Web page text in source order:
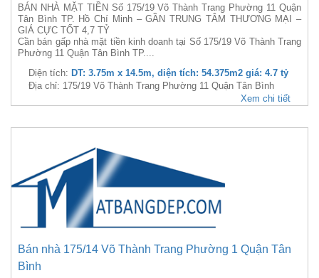
BÁN NHÀ MẶT TIỀN Số 175/19 Võ Thành Trang Phường 11 Quận
Tân Bình TP. Hồ Chí Minh – GẦN TRUNG TÂM THƯƠNG MẠI –
GIÁ CỰC TỐT 4,7 TỶ
Cần bán gấp nhà mặt tiền kinh doanh tại Số 175/19 Võ Thành Trang
Phường 11 Quận Tân Bình TP....
Diện tích: DT: 3.75m x 14.5m, diện tích: 54.375m2 giá: 4.7 tỷ
Địa chỉ: 175/19 Võ Thành Trang Phường 11 Quận Tân Bình
Xem chi tiết
Bán nhà 175/14 Võ Thành Trang Phường 1 Quận Tân
Bình